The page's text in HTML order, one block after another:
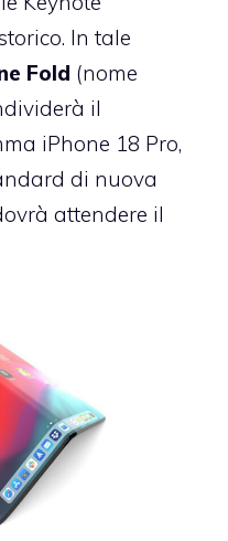
In tale
Fold (nome
il
iPhone 18 Pro,
di nuova
attendere il